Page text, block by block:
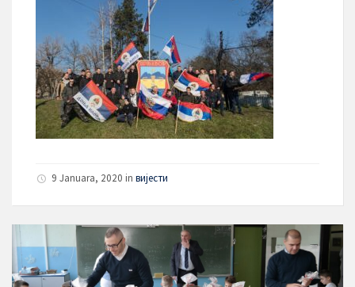
9 Januara, 2020 in вијести